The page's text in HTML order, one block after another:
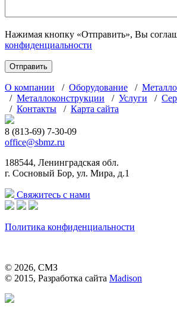
Нажимая кнопку «Отправить», Вы
конфиденциальности
О компании / Оборудование /
/ Металлоконструкции / Услуги /
/ Контакты / Карта сайта
8 (813-69) 7-30-09
office@sbmz.ru
188544, Ленинградская обл.
г. Сосновый Бор, ул. Мира, д.1
Свяжитесь с нами
Политика конфиденциальности
© 2026, СМЗ
© 2015, Разработка сайта Madison